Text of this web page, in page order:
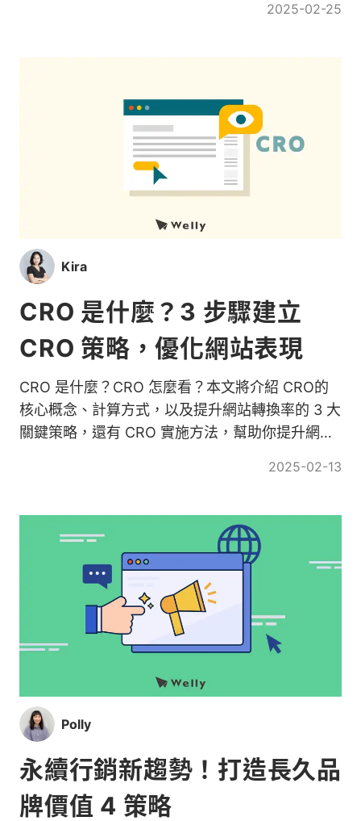
2025-02-25
Kira
CRO 是什麼？3 步驟建立
CRO 策略，優化網站表現
CRO 是什麼？CRO 怎麼看？本文將介紹 CRO的
核心概念、計算方式，以及提升網站轉換率的 3 大
關鍵策略，還有 CRO 實施方法，幫助你提升網站
2025-02-13
Polly
永續行銷新趨勢！打造長久品
牌價值 4 策略